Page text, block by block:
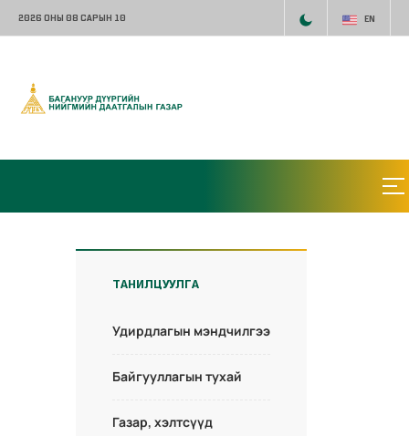
2026 ОНЫ 08 САРЫН 10 EN
ТАНИЛЦУУЛГА
Удирдлагын мэндчилгээ
Байгууллагын тухай
Газар, хэлтсүүд